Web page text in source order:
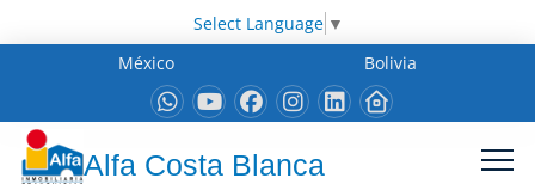
Select Language ▼
México
Bolivia
Alfa Costa Blanca